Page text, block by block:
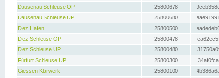
Dausenau Schleuse OP
25800678
Dausenau Schleuse UP
25800680
Diez Hafen
25800500
Diez Schleuse OP
25800478
Diez Schleuse UP
25800480
Fürfurt Schleuse UP
25800300
Giessen Klärwerk
25800100